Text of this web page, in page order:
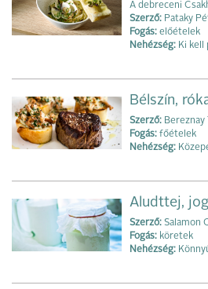
A debreceni
Szerző: Pataky
Fogás: előételek
Nehézség: Ki kell
Bélszín,
Szerző: Bereznay
Fogás: főételek
Nehézség:
Aludttej,
Szerző: Salamon
Fogás: köretek
Nehézség: